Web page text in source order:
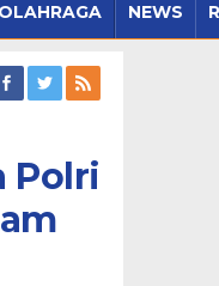
OLAHRAGA NEWS
Polri